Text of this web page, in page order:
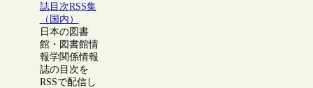
誌目次RSS集
（国内）
日本の図書
館・図書館情
報学関係情報
誌の目次を
RSSで配信し